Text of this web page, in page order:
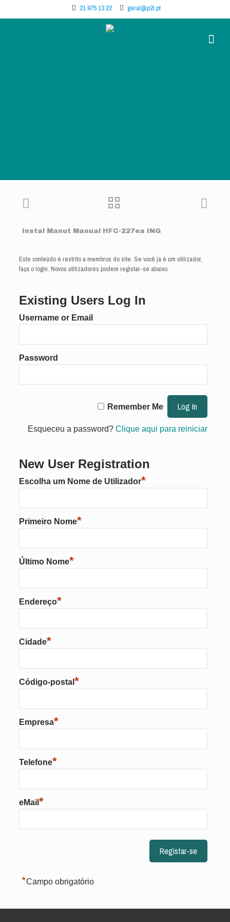
21 975 13 22 geral@p2i.pt
Instal Manut Manual HFC-227ea ING
Este conteúdo é restrito a membros do site. Se você já é um utilizador,
faça o login. Novos utilizadores podem registar-se abaixo.
Existing Users Log In
Username or Email
Password
Remember Me
Esqueceu a password? Clique aqui para reiniciar
New User Registration
Escolha um Nome de Utilizador*
Primeiro Nome*
Último Nome*
Endereço*
Cidade*
Código-postal *
Empresa*
Telefone*
eMail *
*Campo obrigatório